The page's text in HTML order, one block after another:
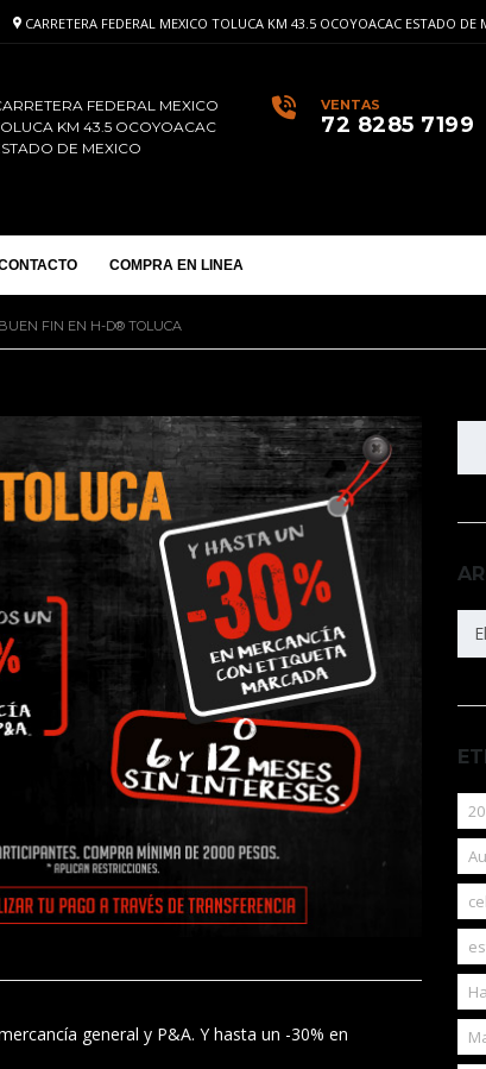
CARRETERA FEDERAL MEXICO TOLUCA KM 43.5 OCOYOACAC ESTADO DE
VENTAS
72 8285 7199
FEDERAL MEXICO
KM 43.5 OCOYOACAC
DE MEXICO
COMPRA EN LINEA
FIN EN H-D® TOLUCA
general y P&A. Y hasta un -30% en